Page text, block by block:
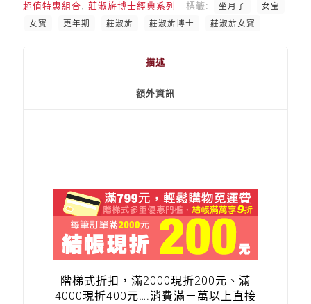
超值特惠組合, 莊淑旂博士經典系列 標籤: 坐月子
女宝
女寶
更年期 莊淑旂 莊淑旂博士 莊淑旂女寶
描述
額外資訊
階梯式折扣，滿2000現折200元、滿
4000現折400元….消費滿ㄧ萬以上直接